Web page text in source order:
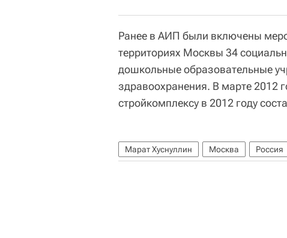
Ранее в АИП были включены
территориях Москвы 34
дошкольные образовательные
здравоохранения. В марте 2012
стройкомплексу в 2012 году
Марат Хуснуллин Москва Россия